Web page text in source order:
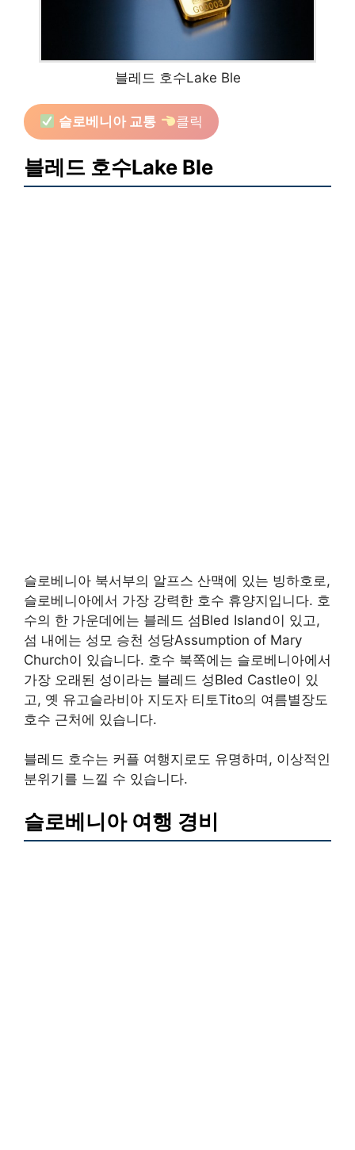
블레드 호수Lake Ble
슬로베니아 교통 클릭
블레드 호수Lake Ble
슬로베니아 북서부의 알프스 산맥에 있는 빙하호로,
슬로베니아에서 가장 강력한 호수 휴양지입니다. 호
수의 한 가운데에는 블레드 섬Bled Island이 있고,
섬 내에는 성모 승천 성당Assumption of Mary
Church이 있습니다. 호수 북쪽에는 슬로베니아에서
가장 오래된 성이라는 블레드 성Bled Castle이 있
고, 옛 유고슬라비아 지도자 티토Tito의 여름별장도
호수 근처에 있습니다.
블레드 호수는 커플 여행지로도 유명하며, 이상적인
분위기를 느낄 수 있습니다.
슬로베니아 여행 경비